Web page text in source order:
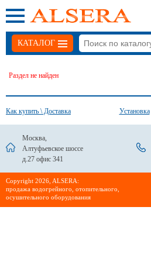
КАТАЛОГ
Раздел не найден
Как купить \ Доставка Установка
Москва,
Алтуфьевское шоссе
д.27 офис 341
Сopyright 2026, ALSERA:
продажа водогрейного, отопительного,
осушительного оборудования